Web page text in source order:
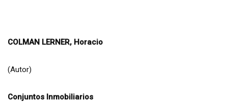
COLMAN LERNER, Horacio
(Autor)
Conjuntos Inmobiliarios